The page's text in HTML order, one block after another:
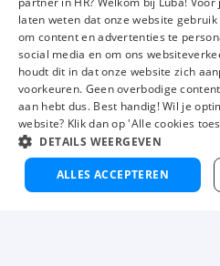
Vacatures
Werken bij Luba
Mijn Luba
laten weten dat onze website
om content en advertenties te
social media en om ons
houdt dit in dat onze website zich
voorkeuren. Geen overbodige
aan hebt dus. Best handig! Wil je
website? Klik dan op 'Alle cookies
DETAILS WEERGEVEN
ALLES ACCEPTEREN